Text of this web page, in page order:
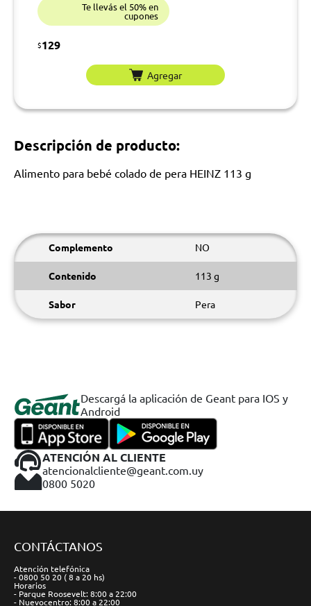
Te llevás el 50% en
cupones
$129
Agregar
Descripción de producto:
Alimento para bebé colado de pera HEINZ 113 g
Complemento NO
Contenido 113 g
Sabor Pera
Descargá la aplicación de Geant para IOS y
Android
ATENCIÓN AL CLIENTE
atencionalcliente@geant.com.uy
0800 5020
CONTÁCTANOS
Atención telefónica
- 0800 50 20 ( 8 a 20 hs)
Horarios
- Parque Roosevelt: 8:00 a 22:00
- Nuevocentro: 8:00 a 22:00